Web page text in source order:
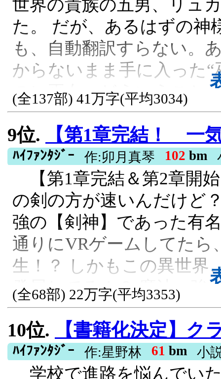
用しようとする教会勢と
と努力する少女。目的と
のベクトルが微妙に食い
付かない迷走を始める……
R15, 残酷な描写あり, 異世界転生,
ので気軽にお読み下さい
ブクマ、感想、レビュー
になります。d(´▽｀*) ※
のの転載となっています
いますがご了承ください
異世界転生, 男主人公, 西洋, 中世,
世界の貴族の五男、リュ
た。 だが、あるはずの神
も、自動翻訳すらない。
からないまま手に入った
のに巫女。どういうこと
もスキルもある。なのに
ない。 頼れるのは、赤ん
報収集と観察だけ。メイ
ら盗み見し、姉や兄の会
るだけで気絶しながらも
れたヴァルクレイン家は
辺境の武門貴族。 スタン
談、冒険者ギルド、獣人
争。 のんびりスローライ
家も領地も世界も、だい
た。 これは、説明不足す
ニュアルなし・それでも
き抜く、 苦労性主人公
(全137部) 41万字(平均3034)
9位. 【第1章完結！ 一気読み推奨】「魔法が最強？ あたしの剣の方
ﾊｲﾌｧﾝﾀｼﾞｰ 作:卯月真琴 102 bm
【第1章完結＆第2章開
の剣の方が速いんだけど
強の【剣神】であった有
通りにVRゲームしてたら
生！？ しかもこの異世界
発展してる！？ 魔法一強
ムで培った剣技だけ！ 「
も倒せるぜ！」 そう豪語
る世界で、少女は剣だけ
神】として在った少女が
(全68部) 22万字(平均3353)
10位. 【書籍化決定】クラス転
ﾊｲﾌｧﾝﾀｼﾞｰ 作:星野林 61 bm 小
学校で進路を悩んでい